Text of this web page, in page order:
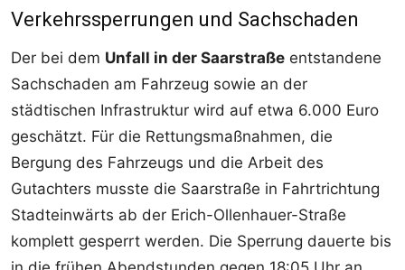
Verkehrssperrungen und Sachschaden
Der bei dem Unfall in der Saarstraße entstandene
Sachschaden am Fahrzeug sowie an der
städtischen Infrastruktur wird auf etwa 6.000 Euro
geschätzt. Für die Rettungsmaßnahmen, die
Bergung des Fahrzeugs und die Arbeit des
Gutachters musste die Saarstraße in Fahrtrichtung
Stadteinwärts ab der Erich-Ollenhauer-Straße
komplett gesperrt werden. Die Sperrung dauerte bis